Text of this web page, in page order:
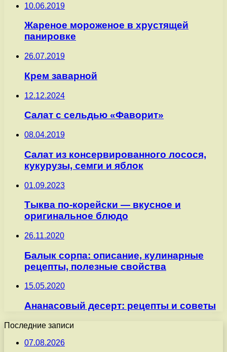
10.06.2019
Жареное мороженое в хрустящей
панировке
26.07.2019
Крем заварной
12.12.2024
Салат с сельдью «Фаворит»
08.04.2019
Салат из консервированного лосося,
кукурузы, семги и яблок
01.09.2023
Тыква по-корейски — вкусное и
оригинальное блюдо
26.11.2020
Балык сорпа: описание, кулинарные
рецепты, полезные свойства
15.05.2020
Ананасовый десерт: рецепты и советы
Последние записи
07.08.2026